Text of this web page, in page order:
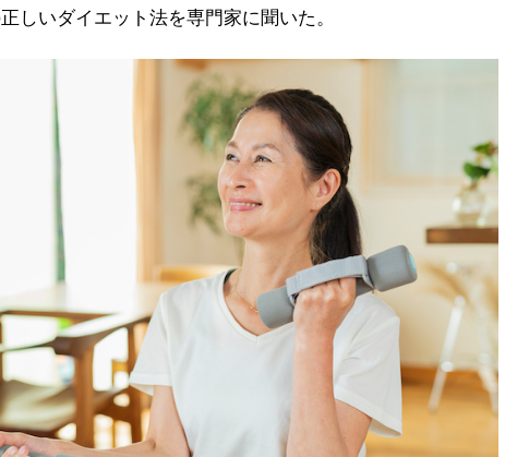
しいダイエット法を専門家に聞いた。